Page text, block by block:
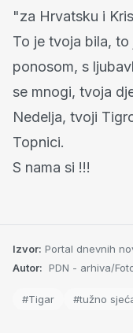
"za Hrvatsku i
To je tvoja bila, to
ponosom, s
se mnogi, tvoja
Nedelja, tvoji
Topnici.
S nama si !!!
Izvor: Portal dnevnih
Autor: PDN - arhiva/
#Tigar #tužno